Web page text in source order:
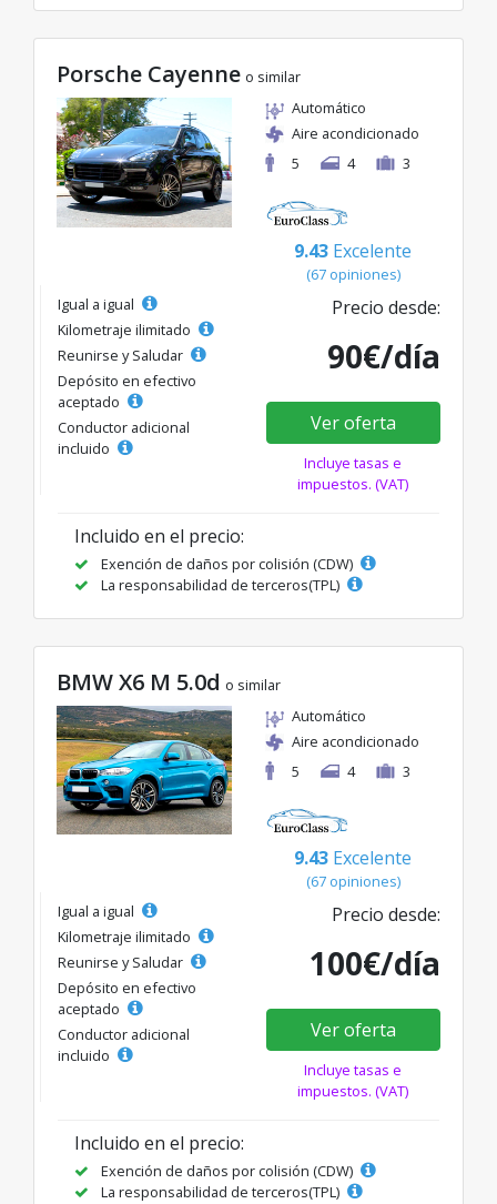
Porsche Cayenne o similar
Automático
Aire acondicionado
5
4 3
9.43 Excelente
(67 opiniones)
Igual a igual
Kilometraje ilimitado
Reunirse y Saludar
Depósito en efectivo
aceptado
Conductor adicional
incluido
Precio desde:
90€/día
Ver oferta
Incluye tasas e
impuestos. (VAT)
Incluido en el precio:
Exención de daños por colisión (CDW)
La responsabilidad de terceros(TPL)
BMW X6 M 5.0d o similar
Automático
Aire acondicionado
5
4 3
9.43 Excelente
(67 opiniones)
Igual a igual
Kilometraje ilimitado
Reunirse y Saludar
Depósito en efectivo
aceptado
Conductor adicional
incluido
Precio desde:
100€/día
Ver oferta
Incluye tasas e
impuestos. (VAT)
Incluido en el precio:
Exención de daños por colisión (CDW)
La responsabilidad de terceros(TPL)